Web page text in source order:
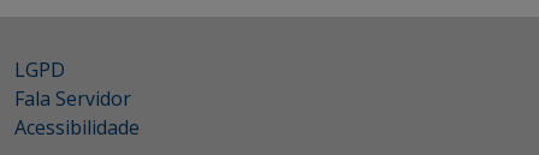
LGPD
Fala Servidor
Acessibilidade